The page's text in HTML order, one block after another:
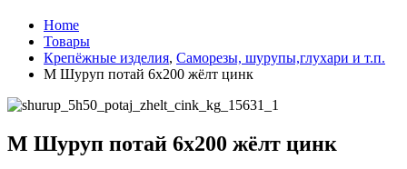
Home
Товары
Крепёжные изделия, Саморезы, шурупы,глухари и т.п.
М Шуруп потай 6х200 жёлт цинк
М Шуруп потай 6х200 жёлт цинк